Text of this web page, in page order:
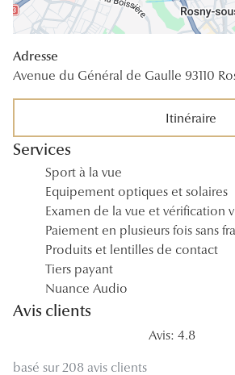
Adresse
Avenue du Général de Gaulle 93110
Itinéraire
Services
Sport à la vue
Equipement optiques et solaires
Examen de la vue et vérification
Paiement en plusieurs fois sans
Produits et lentilles de contact
Tiers payant
Nuance Audio
Avis clients
Avis: 4.8
basé sur 208 avis clients